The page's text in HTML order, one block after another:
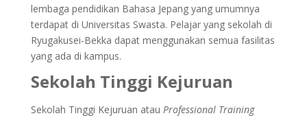
lembaga pendidikan Bahasa Jepang yang umumnya
terdapat di Universitas Swasta. Pelajar yang sekolah di
Ryugakusei-Bekka dapat menggunakan semua fasilitas
yang ada di kampus.
Sekolah Tinggi Kejuruan
Sekolah Tinggi Kejuruan atau Professional Training